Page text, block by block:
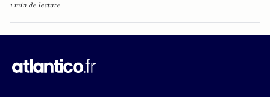
1 min de lecture